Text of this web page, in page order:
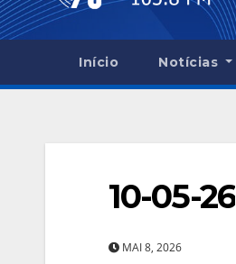
Início Notícias
10-05-26
MAI 8, 2026